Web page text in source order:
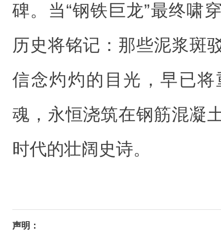
碑。当“钢铁巨龙”最终啸
历史将铭记：那些泥浆斑
信念灼灼的目光，早已
魂，永恒浇筑在钢筋混凝
时代的壮阔史诗。
声明：